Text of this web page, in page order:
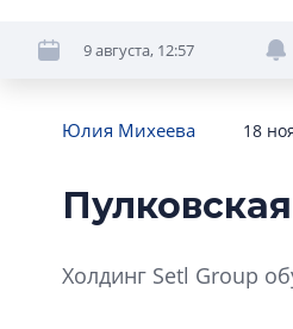
9 августа, 12:57
Юлия Михеева 18
Холдинг Setl Group